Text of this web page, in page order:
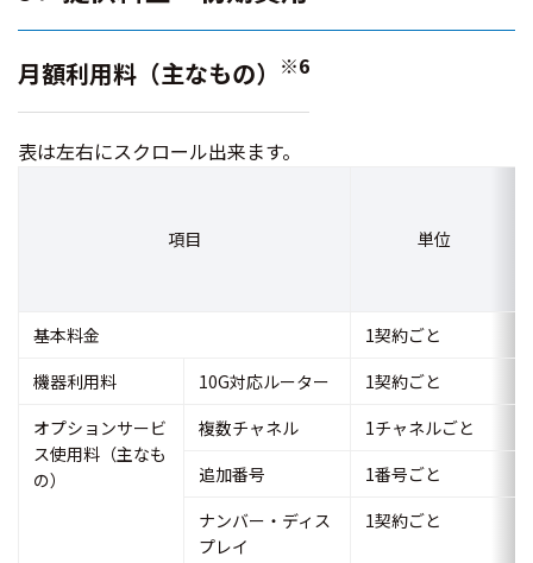
月額利用料（主なもの） ※6
表は左右にスクロール出来ます。
項目 単位
基本料金 1契約ごと
機器利用料
10G対応ルーター 1契約ごと
オプションサービ
ス使用料（主なも
の）
複数チャネル 1チャネルごと
追加番号
1番号ごと
ナンバー・ディス
プレイ
1契約ごと